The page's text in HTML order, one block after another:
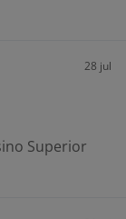
28 jul
Superior